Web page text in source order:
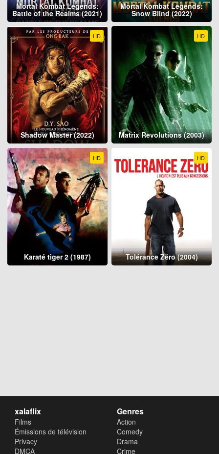
Mortal Kombat Legends:
Battle of the Realms (2021)
Mortal Kombat Legends:
Snow Blind (2022)
HD
Shadow Master (2022)
HD
Matrix Revolutions (2003)
HD
Karaté tiger 2 (1987)
HD
Tolérance Zéro (2004)
xalaflix
Films
Émissions de télévision
Privacy
DMCA
Genres
Action
Comedy
Drama
Crime